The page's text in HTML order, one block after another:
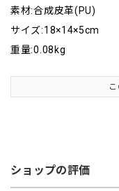
素材:合成皮革(PU)
サイズ:18×14×5cm
重量:0.08kg
ショップの評価